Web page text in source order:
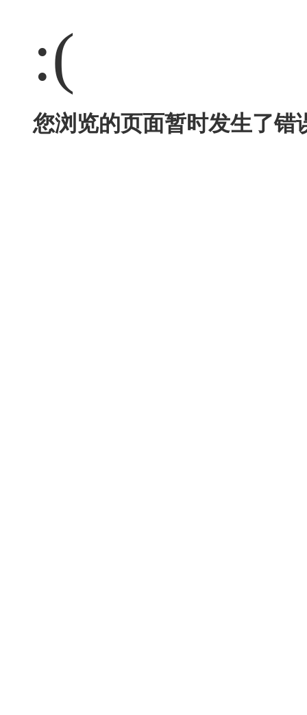
:(
您浏览的页面暂时发生了错